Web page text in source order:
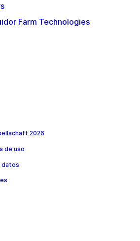
Farm Technologies
2026
de uso
datos